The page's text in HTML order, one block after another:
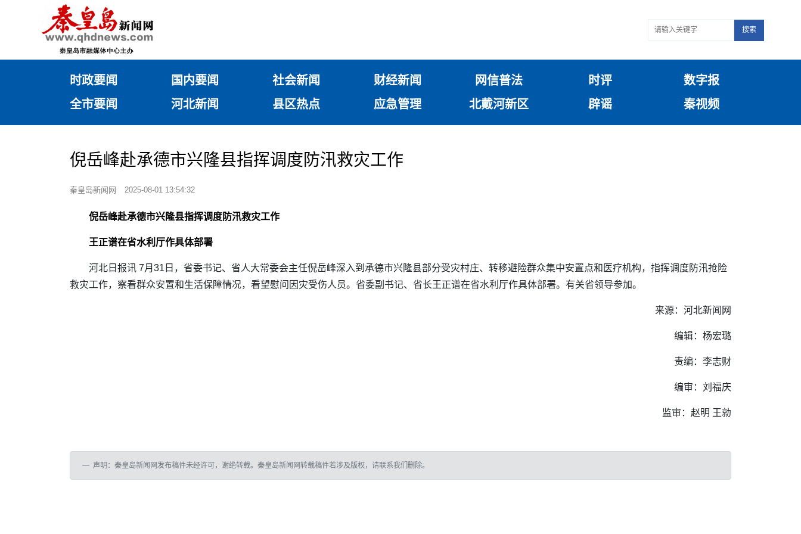
搜索
时政要闻 国内要闻 社会新闻 财经新闻 网信普法 时评
数字报
全市要闻
河北新闻 县区热点 应急管理 北戴河新区 辟谣 秦视频
倪岳峰赴承德市兴隆县指挥调度防汛救灾工作
秦皇岛新闻网 2025-08-01 13:54:32
倪岳峰赴承德市兴隆县指挥调度防汛救灾工作
王正谱在省水利厅作具体部署
河北日报讯 7月31日，省委书记、省人大常委会主任倪岳峰深入到承德市兴隆县部分受灾村庄、转移避险群众集中安置点和医疗机构，指挥调度防汛抢险
救灾工作，察看群众安置和生活保障情况，看望慰问因灾受伤人员。省委副书记、省长王正谱在省水利厅作具体部署。有关省领导参加。
来源：河北新闻网
编辑：杨宏璐
责编：李志财
编审：刘福庆
监审：赵明 王勍
声明：秦皇岛新闻网发布稿件未经许可，谢绝转载。秦皇岛新闻网转载稿件若涉及版权，请联系我们删除。